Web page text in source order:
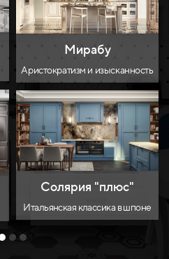
Мирабу
Аристократизм и изысканность
Солярия "плюс"
Итальянская классика в шпоне